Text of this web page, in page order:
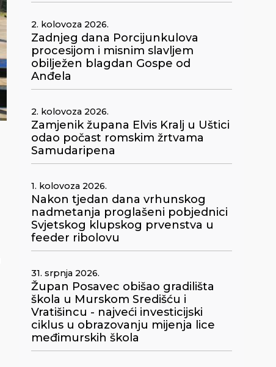
2. kolovoza 2026.
Zadnjeg dana Porcijunkulova
procesijom i misnim slavljem
obilježen blagdan Gospe od
Anđela
2. kolovoza 2026.
Zamjenik župana Elvis Kralj u Uštici
odao počast romskim žrtvama
Samudaripena
1. kolovoza 2026.
Nakon tjedan dana vrhunskog
nadmetanja proglašeni pobjednici
Svjetskog klupskog prvenstva u
feeder ribolovu
31. srpnja 2026.
Župan Posavec obišao gradilišta
škola u Murskom Središću i
Vratišincu - najveći investicijski
ciklus u obrazovanju mijenja lice
međimurskih škola